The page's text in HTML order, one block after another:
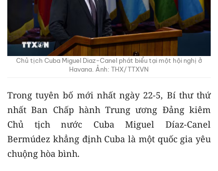
Chủ tịch Cuba Miguel Diaz-Canel phát biểu tại một hội nghị ở
Havana. Ảnh: THX/TTXVN
Trong tuyên bố mới nhất ngày 22-5, Bí thư thứ
nhất Ban Chấp hành Trung ương Đảng kiêm
Chủ tịch nước Cuba Miguel Díaz-Canel
Bermúdez khẳng định Cuba là một quốc gia yêu
chuộng hòa bình.